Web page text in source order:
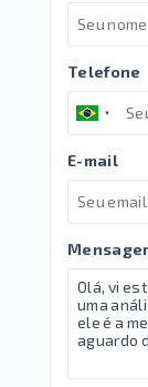
Telefone
E-mail